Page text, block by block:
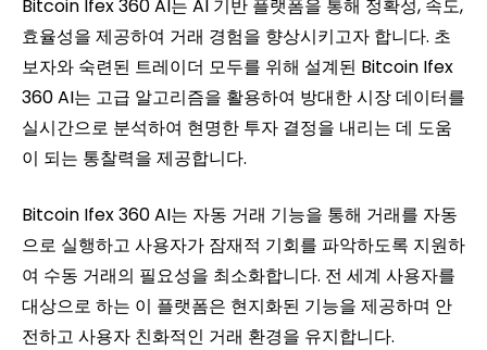
Bitcoin Ifex 360 AI는 AI 기반 플랫폼을 통해 정확성, 속도,
효율성을 제공하여 거래 경험을 향상시키고자 합니다. 초
보자와 숙련된 트레이더 모두를 위해 설계된 Bitcoin Ifex
360 AI는 고급 알고리즘을 활용하여 방대한 시장 데이터를
실시간으로 분석하여 현명한 투자 결정을 내리는 데 도움
이 되는 통찰력을 제공합니다.
Bitcoin Ifex 360 AI는 자동 거래 기능을 통해 거래를 자동
으로 실행하고 사용자가 잠재적 기회를 파악하도록 지원하
여 수동 거래의 필요성을 최소화합니다. 전 세계 사용자를
대상으로 하는 이 플랫폼은 현지화된 기능을 제공하며 안
전하고 사용자 친화적인 거래 환경을 유지합니다.